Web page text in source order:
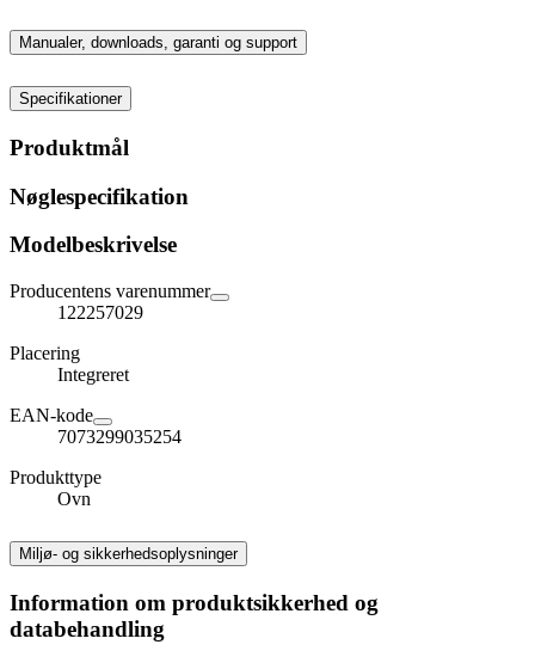
Manualer, downloads, garanti og support
Specifikationer
Produktmål
Nøglespecifikation
Modelbeskrivelse
Producentens varenummer
122257029
Placering
Integreret
EAN-kode
7073299035254
Produkttype
Ovn
Miljø- og sikkerhedsoplysninger
Information om produktsikkerhed og
databehandling